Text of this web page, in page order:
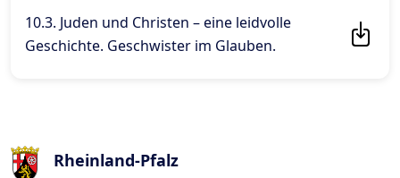
10.3. Juden und Christen – eine leidvolle
Geschichte. Geschwister im Glauben.
Rheinland-Pfalz